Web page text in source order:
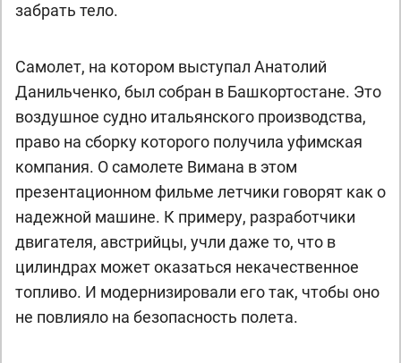
забрать тело.
Самолет, на котором выступал Анатолий
Данильченко, был собран в Башкортостане. Это
воздушное судно итальянского производства,
право на сборку которого получила уфимская
компания. О самолете Вимана в этом
презентационном фильме летчики говорят как о
надежной машине. К примеру, разработчики
двигателя, австрийцы, учли даже то, что в
цилиндрах может оказаться некачественное
топливо. И модернизировали его так, чтобы оно
не повлияло на безопасность полета.